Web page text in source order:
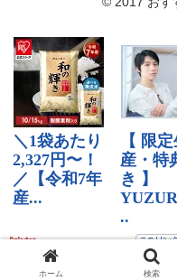
ホーム 検索